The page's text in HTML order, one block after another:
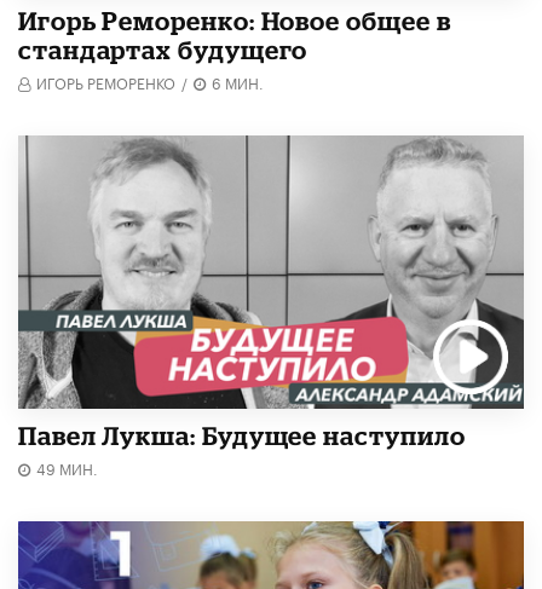
Игорь Реморенко: Новое общее в
стандартах будущего
ИГОРЬ РЕМОРЕНКО / 6 МИН.
Павел Лукша: Будущее наступило
49 МИН.